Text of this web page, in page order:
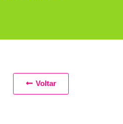
Voltar